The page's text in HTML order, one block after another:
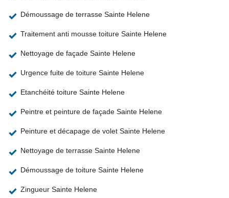
Démoussage de terrasse Sainte Helene
Traitement anti mousse toiture Sainte Helene
Nettoyage de façade Sainte Helene
Urgence fuite de toiture Sainte Helene
Etanchéité toiture Sainte Helene
Peintre et peinture de façade Sainte Helene
Peinture et décapage de volet Sainte Helene
Nettoyage de terrasse Sainte Helene
Démoussage de toiture Sainte Helene
Zingueur Sainte Helene